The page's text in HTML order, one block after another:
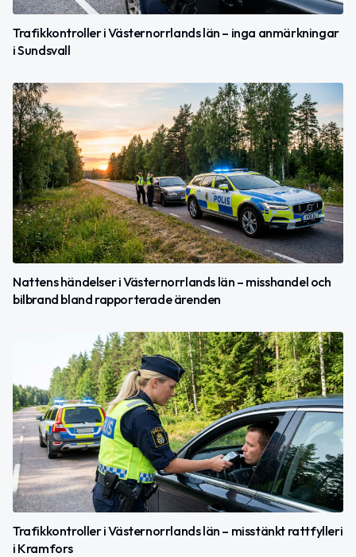
Trafikkontroller i Västernorrlands län – inga anmärkningar
i Sundsvall
Nattens händelser i Västernorrlands län – misshandel och
bilbrand bland rapporterade ärenden
Trafikkontroller i Västernorrlands län – misstänkt rattfylleri
i Kramfors